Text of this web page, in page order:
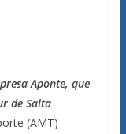
Aponte, que
de Salta
(AMT)